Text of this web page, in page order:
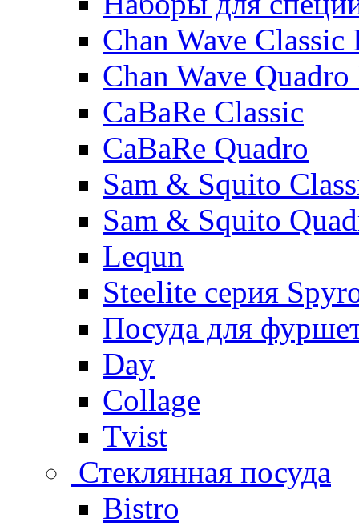
Chan Wave
Chan Wave
CaBaRe Classic
CaBaRe Quadro
Sam & Squito
Sam & Squito
Lequn
Steelite серия
Посуда для
Day
Collage
Tvist
Стеклянная посуда
Bistro